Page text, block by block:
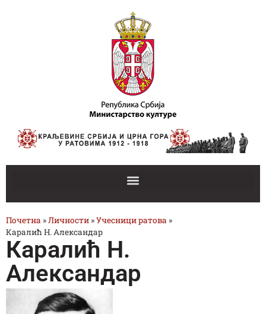
Почетна »Личности »Учесници ратова »
Каралић Н. Александар
Каралић Н.
Александар